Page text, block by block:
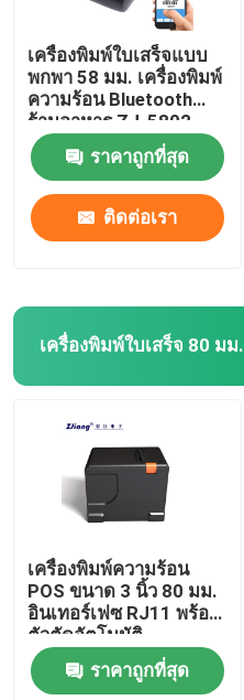
เครื่องพิมพ์ใบเสร็จแบบ
พกพา 58 มม. เครื่องพิมพ์
ความร้อน Bluetooth
ร้านอาหาร ZJ-5802
ราคาถูกที่สุด
ติดต่อเรา
เครื่องพิมพ์ใบเสร็จ 80 มม.
เครื่องพิมพ์ความร้อน
POS ขนาด 3 นิ้ว 80 มม.
อินเทอร์เฟซ RJ11 พร้อม
ตัวตัดอัตโนมัติ
ราคาถูกที่สุด